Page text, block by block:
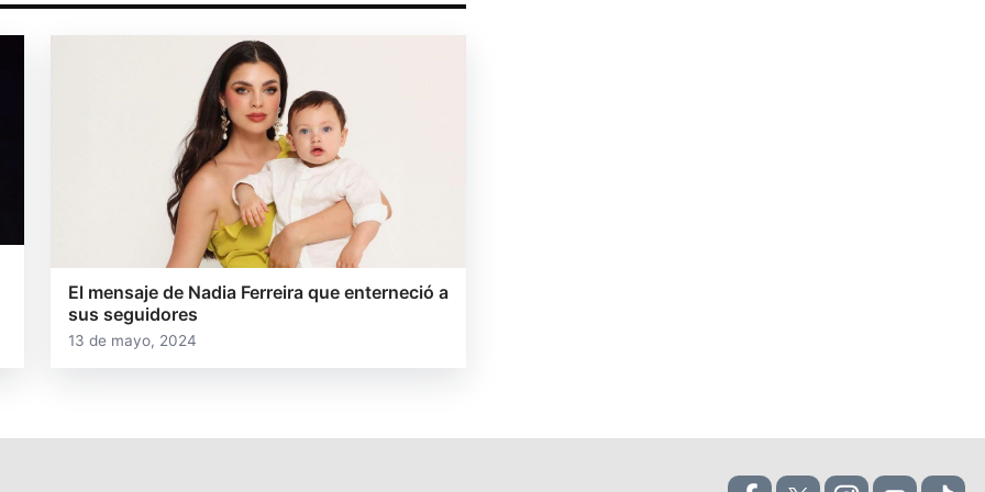
El mensaje de Nadia Ferreira que enterneció a
sus seguidores
13 de mayo, 2024